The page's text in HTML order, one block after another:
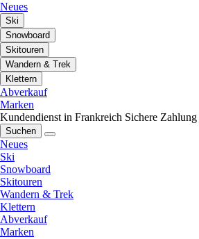
Neues
Ski
Snowboard
Skitouren
Wandern & Trek
Klettern
Abverkauf
Marken
Kundendienst in Frankreich Sichere Zahlung
Suchen
Neues
Ski
Snowboard
Skitouren
Wandern & Trek
Klettern
Abverkauf
Marken